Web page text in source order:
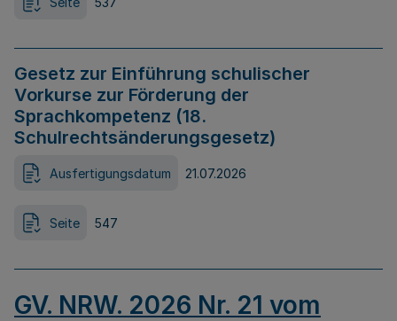
Gesetz zur Einführung schulischer
Vorkurse zur Förderung der
Sprachkompetenz (18.
Schulrechtsänderungsgesetz)
Ausfertigungsdatum 21.07.2026
Seite 547
GV. NRW. 2026 Nr. 21 vom